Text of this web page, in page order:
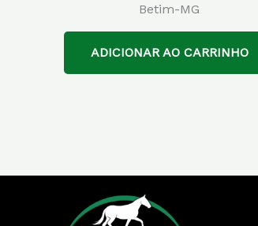
Betim-MG
ADICIONAR AO CARRINHO